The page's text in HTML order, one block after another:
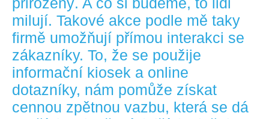
milují. Takové akce podle mě taky
firmě umožňují přímou interakci se
zákazníky. To, že se použije
informační kiosek a online
dotazníky, nám pomůže získat
cennou zpětnou vazbu, která se dá